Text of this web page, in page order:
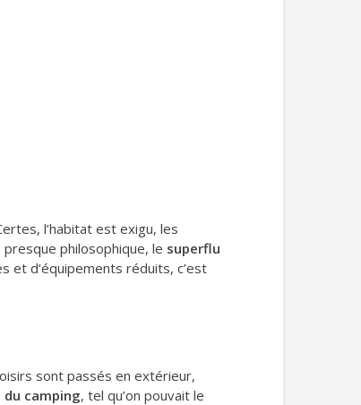
l’habitat est exigu, les
philosophique, le superflu
et d’équipements réduits, c’est
sont passés en extérieur,
du camping, tel qu’on pouvait le